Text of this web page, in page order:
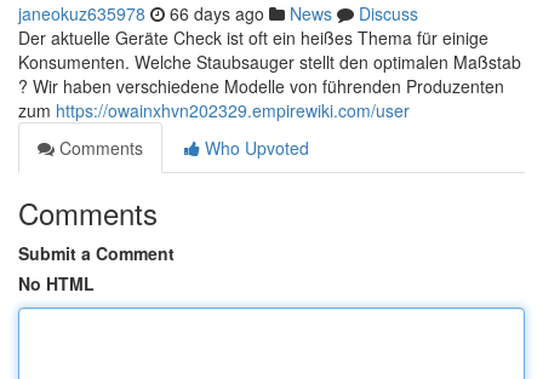
janeokuz635978 66 days ago News
Discuss
Der aktuelle Geräte Check ist oft ein heißes Thema für einige
Konsumenten. Welche Staubsauger stellt den optimalen Maßstab
? Wir haben verschiedene Modelle von führenden Produzenten
zum https://owainxhvn202329.empirewiki.com/user
Comments
Who Upvoted
Comments
Submit a Comment
No HTML